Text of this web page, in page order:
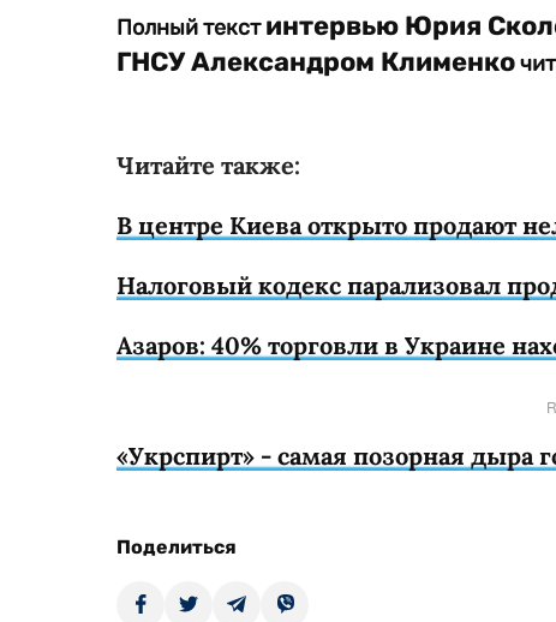
Полный текстинтервью Юрия
ГНСУ Александром Клименко
Читайте также:
В центре Киева открыто продают
Налоговый кодекс парализовал
Азаров: 40% торговли в Украине
«Укрспирт» - самая позорная дыра
Поделиться